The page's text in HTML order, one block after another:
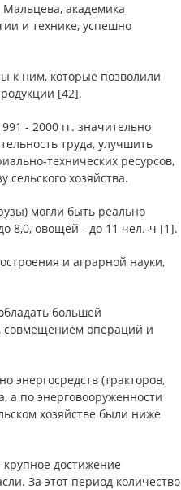
академика
и технике, успешно
к ним, которые позволили
[42].
- 2000 гг. значительно
труда, улучшить
технических ресурсов,
хозяйства.
могли быть реально
8,0, овощей - до 11 чел.-ч [1].
и аграрной науки,
большей
совмещением операций и
энергосредств (тракторов,
а по энерговооруженности
хозяйстве были ниже
крупное достижение
За этот период количество